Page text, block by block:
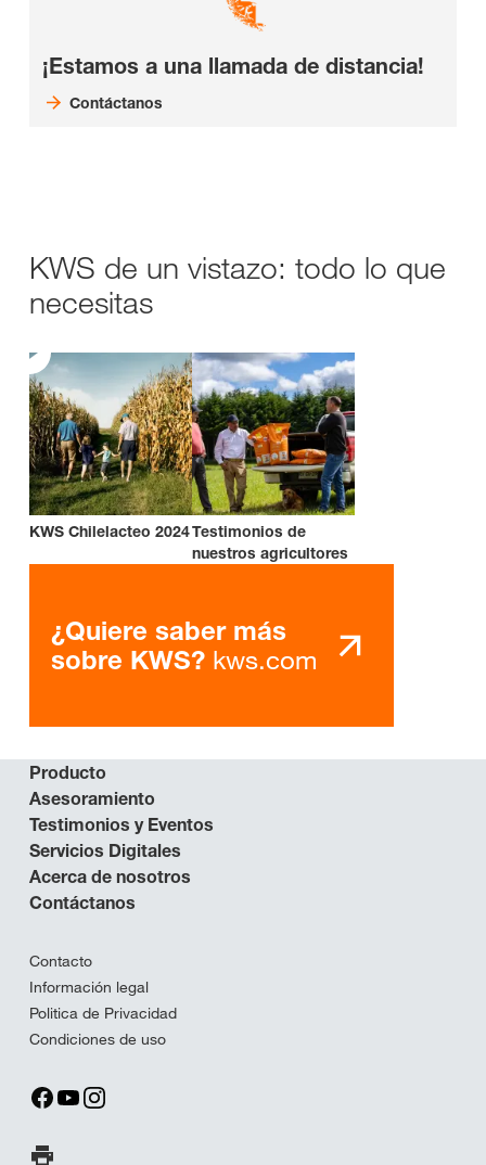
¡Estamos a una llamada de distancia!
Contáctanos
KWS de un vistazo: todo lo que
necesitas
KWS Chilelacteo 2024Testimonios de
nuestros agricultores
¿Quiere saber más
sobre KWS? kws.com
Producto
Asesoramiento
Testimonios y Eventos
Servicios Digitales
Acerca de nosotros
Contáctanos
Contacto
Información legal
Politica de Privacidad
Condiciones de uso
Imprimir página